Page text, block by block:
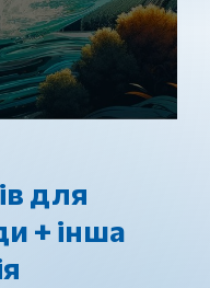
для
+ інша